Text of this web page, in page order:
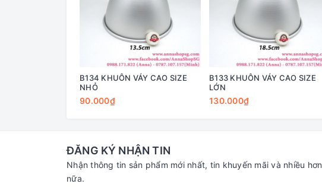
B134 KHUÔN VÁY CAO SIZE
NHỎ
90.000₫
B133 KHUÔN VÁY CAO SIZE
LỚN
130.000₫
ĐĂNG KÝ NHẬN TIN
Nhận thông tin sản phẩm mới nhất, tin khuyến mãi và nhiều hơn
nữa.